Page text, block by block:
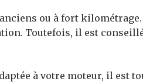
ou à fort kilométrage.
Toutefois, il est
à votre moteur, il est